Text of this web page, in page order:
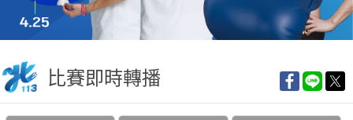
比賽即時轉播